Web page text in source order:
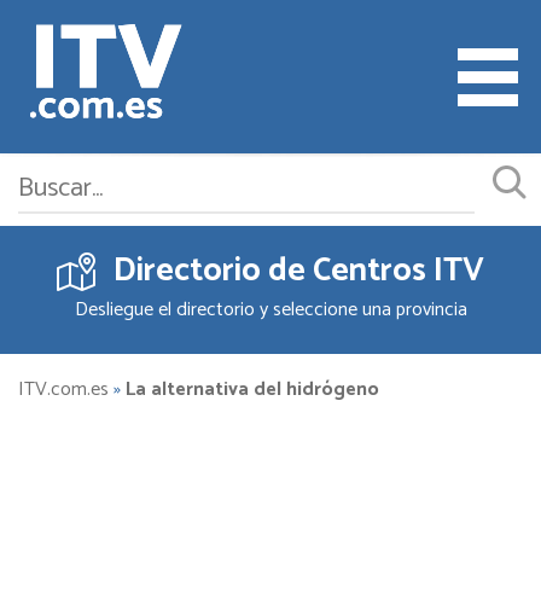
Cita ITV
Cambiar o Anular Cita
Empresas ITV
Directorio de Centros ITV
Desliegue el directorio y seleccione una provincia
ITV.com.es»La alternativa del hidrógeno